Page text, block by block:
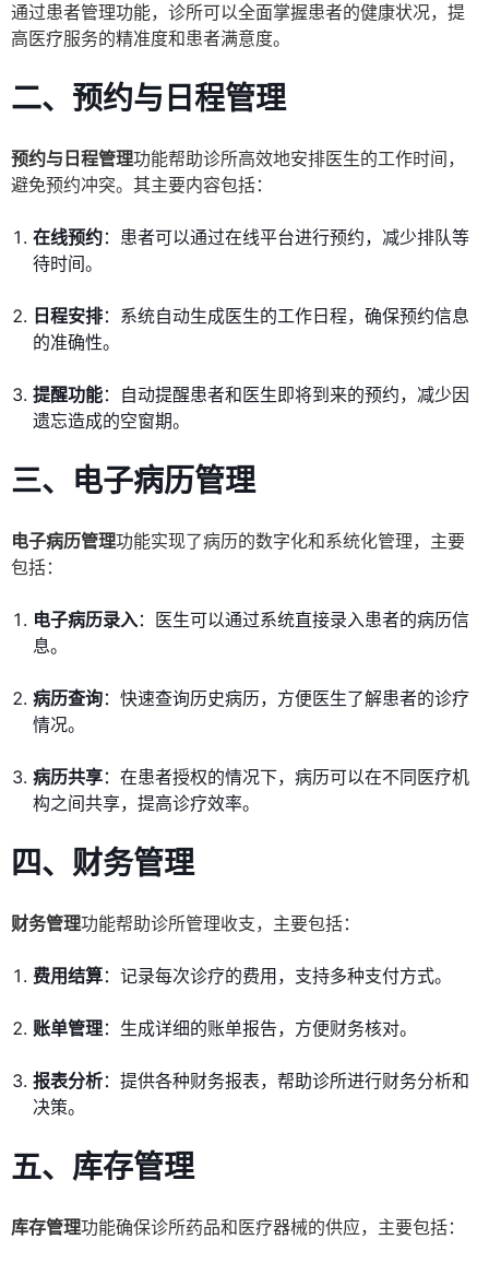
通过患者管理功能，诊所可以全面掌握患者的健康状况，提
高医疗服务的精准度和患者满意度。
二、预约与日程管理
预约与日程管理功能帮助诊所高效地安排医生的工作时间，
避免预约冲突。其主要内容包括：
在线预约：患者可以通过在线平台进行预约，减少排队等
待时间。
日程安排：系统自动生成医生的工作日程，确保预约信息
的准确性。
提醒功能：自动提醒患者和医生即将到来的预约，减少因
遗忘造成的空窗期。
三、电子病历管理
电子病历管理功能实现了病历的数字化和系统化管理，主要
包括：
电子病历录入：医生可以通过系统直接录入患者的病历信
息。
病历查询：快速查询历史病历，方便医生了解患者的诊疗
情况。
病历共享：在患者授权的情况下，病历可以在不同医疗机
构之间共享，提高诊疗效率。
四、财务管理
财务管理功能帮助诊所管理收支，主要包括：
费用结算：记录每次诊疗的费用，支持多种支付方式。
账单管理：生成详细的账单报告，方便财务核对。
报表分析：提供各种财务报表，帮助诊所进行财务分析和
决策。
五、库存管理
库存管理功能确保诊所药品和医疗器械的供应，主要包括：